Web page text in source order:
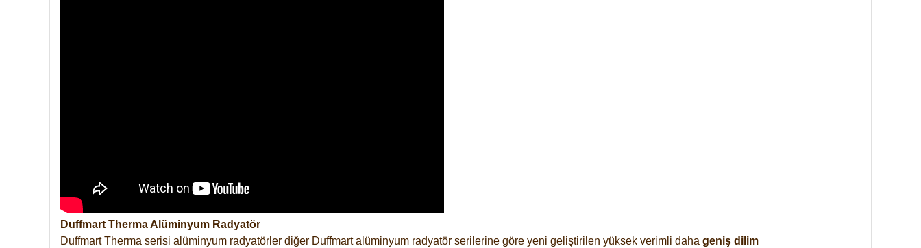
Duffmart Therma Alüminyum Radyatör
Duffmart Therma serisi alüminyum radyatörler diğer Duffmart alüminyum radyatör serilerine göre yeni geliştirilen yüksek verimli daha geniş dilim